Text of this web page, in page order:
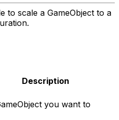
to scale a GameObject to a
Description
you want to